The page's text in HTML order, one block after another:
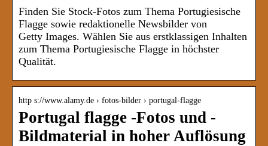
Finden Sie Stock-Fotos zum Thema Portugiesische
Flagge sowie redaktionelle Newsbilder von
Getty Images. Wählen Sie aus erstklassigen Inhalten
zum Thema Portugiesische Flagge in höchster
Qualität.
http s://www.alamy.de › fotos-bilder › portugal-flagge
Portugal flagge -Fotos und -
Bildmaterial in hoher Auflösung